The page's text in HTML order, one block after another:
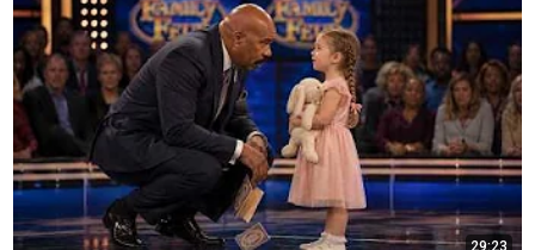
29:23